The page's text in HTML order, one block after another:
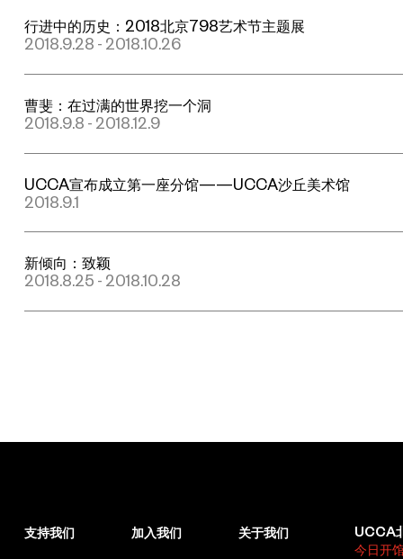
行进中的历史：2018北京798艺术节主题展
2018.9.28 - 2018.10.26
曹斐：在过满的世界挖一个洞
2018.9.8 - 2018.12.9
UCCA宣布成立第一座分馆——UCCA沙丘美术馆
2018.9.1
新倾向：致颖
2018.8.25 - 2018.10.28
支持我们 加入我们 关于我们
UCCA
今日开